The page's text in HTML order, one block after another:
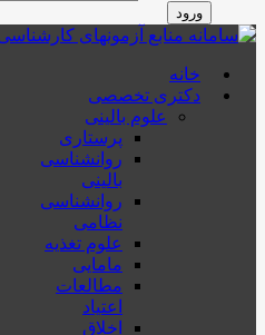
ورود
خانه
دکتری تخصصی
علوم بالینی
پرستاری
روانشناسی
بالینی
روانشناسی
نظامی
علوم تغذیه
مامایی
مطالعات
اعتیاد
اخلاق